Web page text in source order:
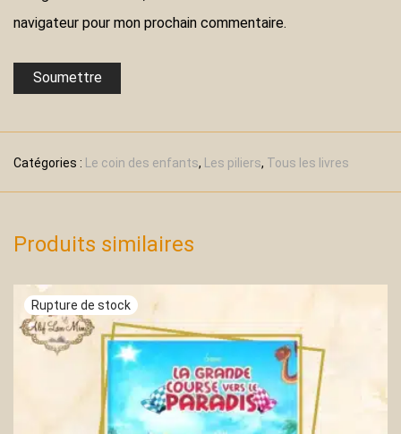
navigateur pour mon prochain commentaire.
Catégories : Le coin des enfants, Les piliers, Tous les livres
Produits similaires